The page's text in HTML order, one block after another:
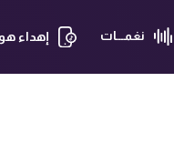
نغمـــات إهداء